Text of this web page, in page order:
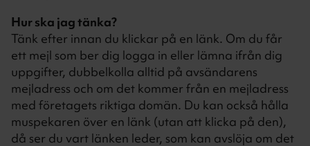
Hur ska jag tänka?
Tänk efter innan du klickar på en länk. Om du får
ett mejl som ber dig logga in eller lämna ifrån dig
uppgifter, dubbelkolla alltid på avsändarens
mejladress och om det kommer från en mejladress
med företagets riktiga domän. Du kan också hålla
muspekaren över en länk (utan att klicka på den),
då ser du vart länken leder, som kan avslöja om det